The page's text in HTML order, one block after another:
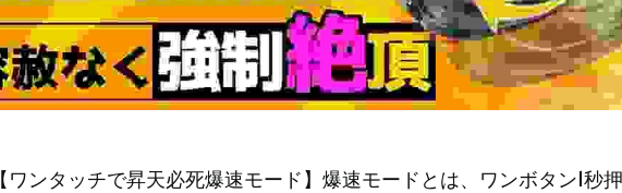
【ワンタッチで昇天必死爆速モード】爆速モードとは、ワンボタン1秒